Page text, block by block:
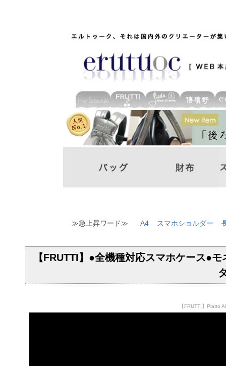
≫急上昇ワード≫ A4 スマホショルダー
【FRUTTI】●全機種対応スマホケース●
【FRUTTI】Piatto